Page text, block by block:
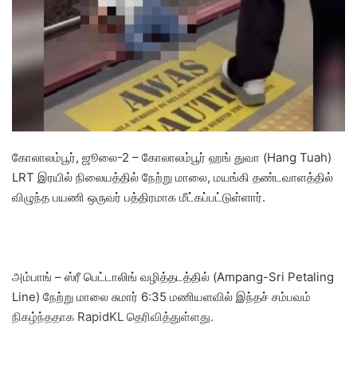
e
i
l
கோலாலம்பூர், ஜூலை-2 – கோலாலம்பூர் ஹங் துவா (Hang Tuah)
LRT இரயில் நிலையத்தில் நேற்று மாலை, மயங்கி தண்டவாளத்தில்
விழுந்த பயணி ஒருவர் பத்திரமாக மீட்கப்பட்டுள்ளார்.
அம்பாங் – ஸ்ரீ பெட்டாலிங் வழித்தடத்தில் (Ampang-Sri Petaling
Line) நேற்று மாலை சுமார் 6:35 மணியளவில் இந்தச் சம்பவம்
நிகழ்ந்ததாக RapidKL தெரிவித்துள்ளது.